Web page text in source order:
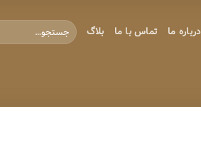
درباره ما تماس با ما بلاگ
جستجو
برای: